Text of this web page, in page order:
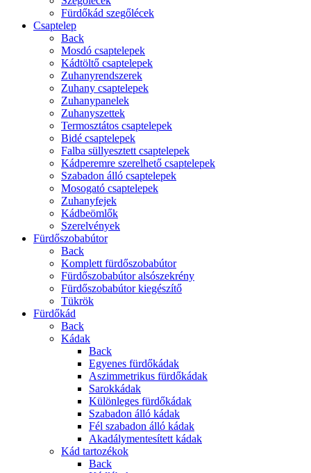
Fürdőkád szegőlécek
Csaptelep
Back
Mosdó csaptelepek
Kádtöltő csaptelepek
Zuhanyrendszerek
Zuhany csaptelepek
Zuhanypanelek
Zuhanyszettek
Termosztátos csaptelepek
Bidé csaptelepek
Falba süllyesztett csaptelepek
Kádperemre szerelhető csaptelepek
Szabadon álló csaptelepek
Mosogató csaptelepek
Zuhanyfejek
Kádbeömlők
Szerelvények
Fürdőszobabútor
Back
Komplett fürdőszobabútor
Fürdőszobabútor alsószekrény
Fürdőszobabútor kiegészítő
Tükrök
Fürdőkád
Back
Kádak
Back
Egyenes fürdőkádak
Aszimmetrikus fürdőkádak
Sarokkádak
Különleges fürdőkádak
Szabadon álló kádak
Fél szabadon álló kádak
Akadálymentesített kádak
Kád tartozékok
Back